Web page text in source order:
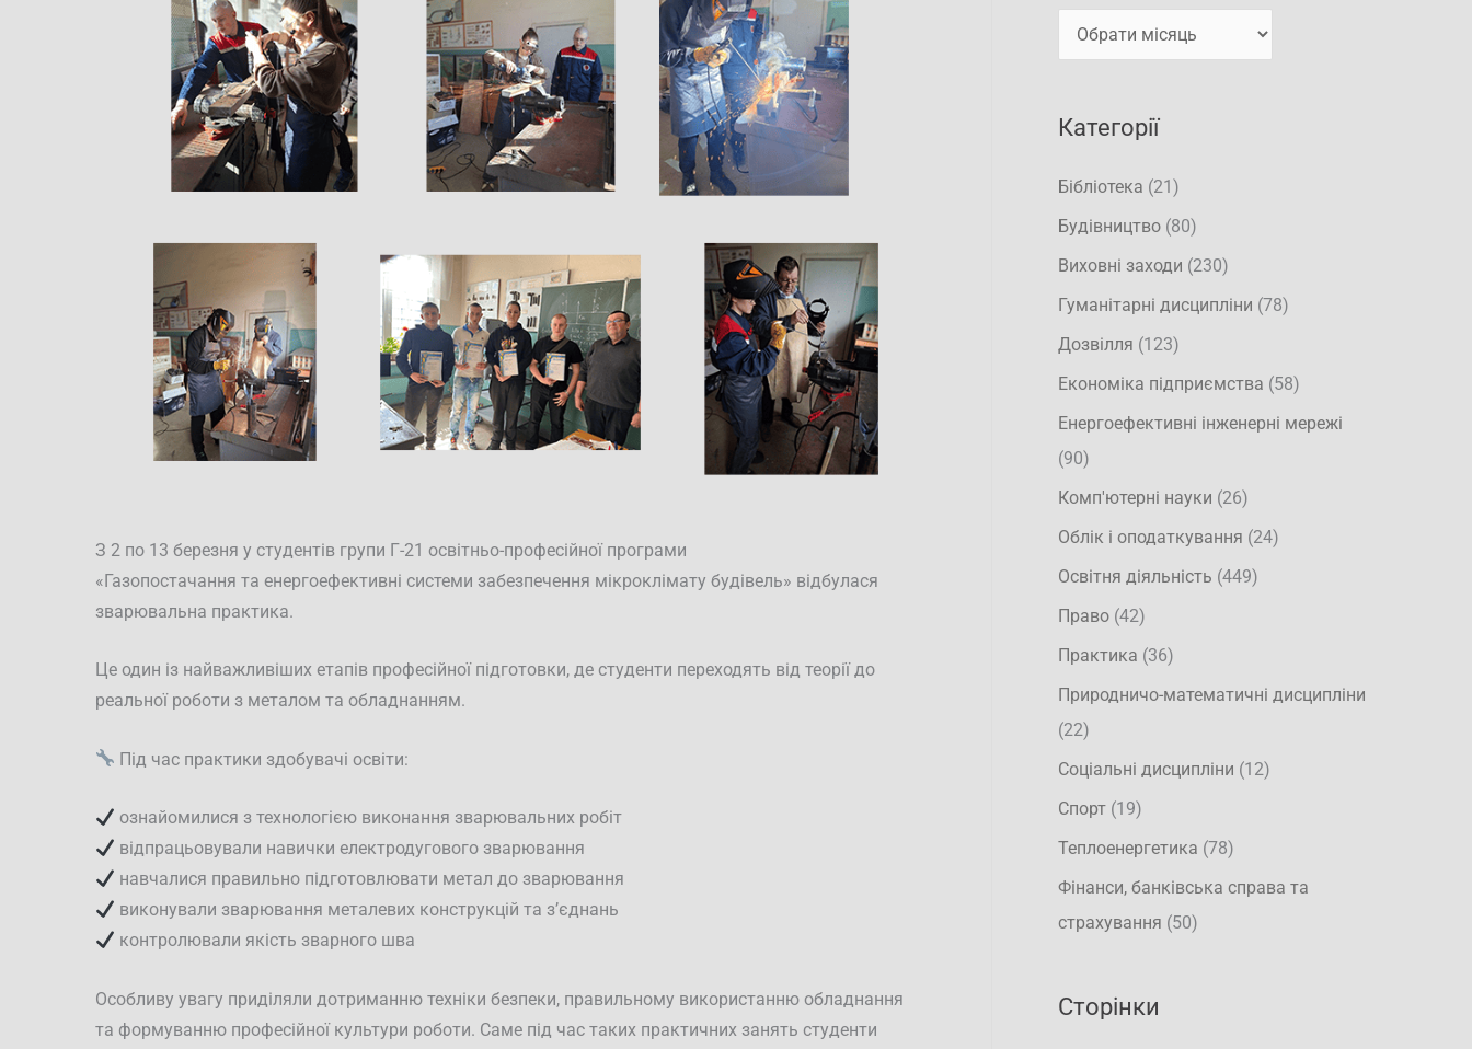
З 2 по 13 березня у студентів групи Г-21 освітньо-професійної програми
«Газопостачання та енергоефективні системи забезпечення мікроклімату будівель» відбулася
зварювальна практика.
Це один із найважливіших етапів професійної підготовки, де студенти переходять від теорії до
реальної роботи з металом та обладнанням.
Під час практики здобувачі освіти:
ознайомилися з технологією виконання зварювальних робіт
відпрацьовували навички електродугового зварювання
навчалися правильно підготовлювати метал до зварювання
виконували зварювання металевих конструкцій та з’єднань
контролювали якість зварного шва
Особливу увагу приділяли дотриманню техніки безпеки, правильному використанню обладнання
та формуванню професійної культури роботи. Саме під час таких практичних занять студенти
т
Категорії
Бібліотека (21)
Будівництво (80)
Виховні заходи (230)
Гуманітарні дисципліни (78)
Дозвілля (123)
Економіка підприємства (58)
Енергоефективні інженерні мережі
(90)
Комп'ютерні науки (26)
Облік і оподаткування (24)
Освітня діяльність (449)
Право (42)
Практика (36)
Природничо-математичні дисципліни
(22)
Соціальні дисципліни (12)
Спорт (19)
Теплоенергетика (78)
Фінанси, банківська справа та
страхування (50)
Сторінки